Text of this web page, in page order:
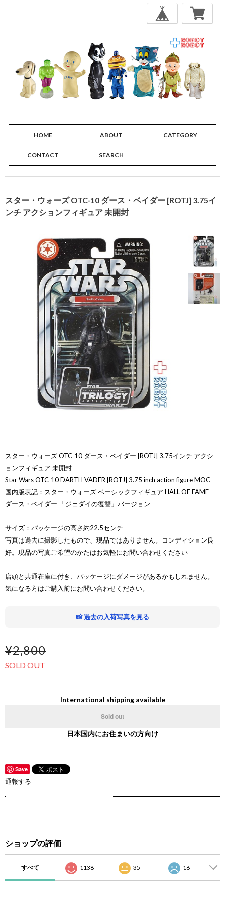
HOME ABOUT CATEGORY
CONTACT SEARCH
スター・ウォーズ OTC-10 ダース・ベイダー [ROTJ] 3.75イ
ンチ アクションフィギュア 未開封
スター・ウォーズ OTC-10 ダース・ベイダー [ROTJ] 3.75インチ アクシ
ョンフィギュア 未開封
Star Wars OTC-10 DARTH VADER [ROTJ] 3.75 inch action figure MOC
国内版表記：スター・ウォーズ ベーシックフィギュア HALL OF FAME
ダース・ベイダー 「ジェダイの復讐」バージョン
サイズ：パッケージの高さ約22.5センチ
写真は過去に撮影したもので、現品ではありません。コンディション良
好。現品の写真ご希望のかたはお気軽にお問い合わせください
店頭と共通在庫に付き、パッケージにダメージがあるかもしれません。
気になる方はご購入前にお問い合わせください。
📸 過去の入荷写真を見る
¥2,800
SOLD OUT
International shipping available
Sold out
日本国内にお住まいの方向け
Save
通報する
ショップの評価
すべて 1138 35 16